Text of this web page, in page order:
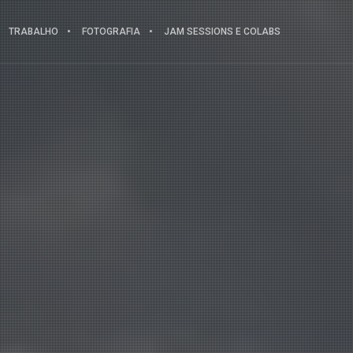
TRABALHO FOTOGRAFIA JAM SESSIONS E COLABS